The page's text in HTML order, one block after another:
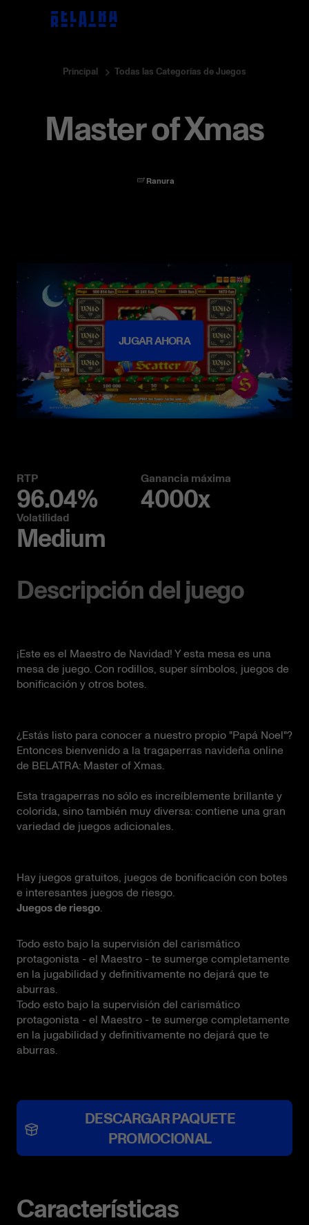
Principal Todas las Categorías de Juegos
Master of Xmas
Ranura
JUGAR AHORA
RTP
96.04%
Ganancia máxima
4000x
Volatilidad
Medium
Descripción del juego
¡Este es el Maestro de Navidad! Y esta mesa es una
mesa de juego. Con rodillos, super símbolos, juegos de
bonificación y otros botes.
¿Estás listo para conocer a nuestro propio "Papá Noel"?
Entonces bienvenido a la tragaperras navideña online
de BELATRA: Master of Xmas.
Esta tragaperras no sólo es increíblemente brillante y
colorida, sino también muy diversa: contiene una gran
variedad de juegos adicionales.
Hay juegos gratuitos, juegos de bonificación con botes
e interesantes juegos de riesgo.
Juegos de riesgo.
Todo esto bajo la supervisión del carismático
protagonista - el Maestro - te sumerge completamente
en la jugabilidad y definitivamente no dejará que te
aburras.
Todo esto bajo la supervisión del carismático
protagonista - el Maestro - te sumerge completamente
en la jugabilidad y definitivamente no dejará que te
aburras.
DESCARGAR PAQUETE
PROMOCIONAL
Características